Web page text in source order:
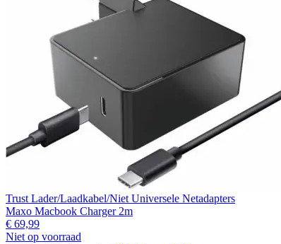
Trust Lader/Laadkabel/Niet Universele Netadapters
Maxo Macbook Charger 2m
€ 69,99
Niet op voorraad